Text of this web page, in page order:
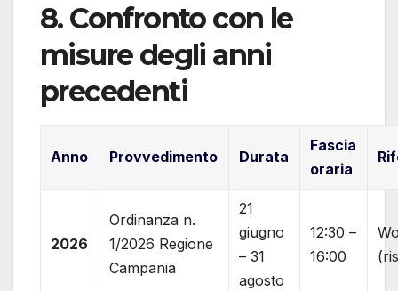
8. Confronto con le
misure degli anni
precedenti
Anno Provvedimento Durata
Fascia
oraria
2026
Ordinanza n.
1/2026 Regione
Campania
21
giugno
– 31
agosto
12:30 –
16:00